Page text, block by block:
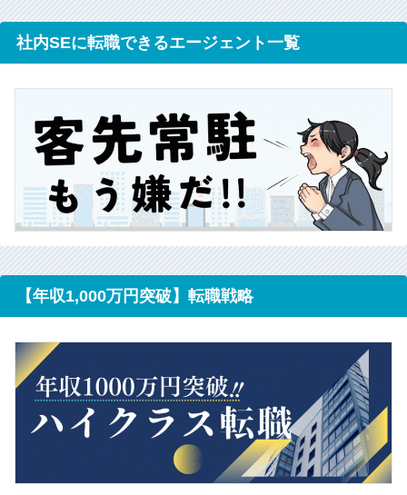
社内SEに転職できるエージェント一覧
【年収1,000万円突破】転職戦略